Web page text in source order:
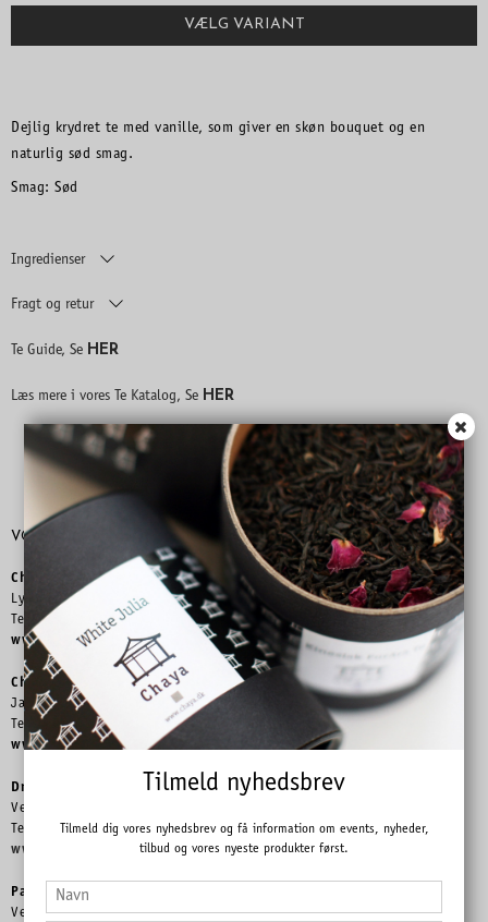
VÆLG VARIANT
Dejlig krydret te med vanille, som giver en skøn bouquet og en
naturlig sød smag.
Smag: Sød
Ingredienser
Fragt og retur
Te Guide, Se HER
Læs mere i vores Te Katalog, Se HER
VORES BUTIKKER & CAFÉER
Chaya
Lyngby Hovedgade 9A, 2800 Kgs. Lyngby
Telefon 4593 9090 –
lh@chaya.dk
www.chaya.dk
Chaya
Jægersborg Allé 37, 2920 Charlottenlund
Telefon 3990 9097 –
ja@chaya.dk
www.chaya.dk
Dronning Louises Tehus
Ved Slotshaven 12, 2820 Gentofte
Telefon 3132 3960 –dl@chaya.dk
www.dronninglouisestehus.dk
Paradehuset
Ved Slotshaven 12, 2820 Gentofte
Tilmeld nyhedsbrev
Tilmeld dig vores nyhedsbrev og få information om events, nyheder,
tilbud og vores nyeste produkter først.